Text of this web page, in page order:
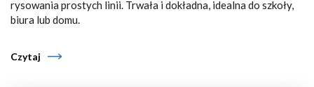
rysowania prostych linii. Trwała i dokładna, idealna do szkoły,
biura lub domu.
Czytaj